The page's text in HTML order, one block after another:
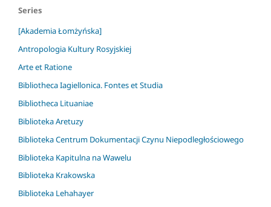
Series
[Akademia Łomżyńska]
Antropologia Kultury Rosyjskiej
Arte et Ratione
Bibliotheca Iagiellonica. Fontes et Studia
Bibliotheca Lituaniae
Biblioteka Aretuzy
Biblioteka Centrum Dokumentacji Czynu Niepodległościowego
Biblioteka Kapitulna na Wawelu
Biblioteka Krakowska
Biblioteka Lehahayer